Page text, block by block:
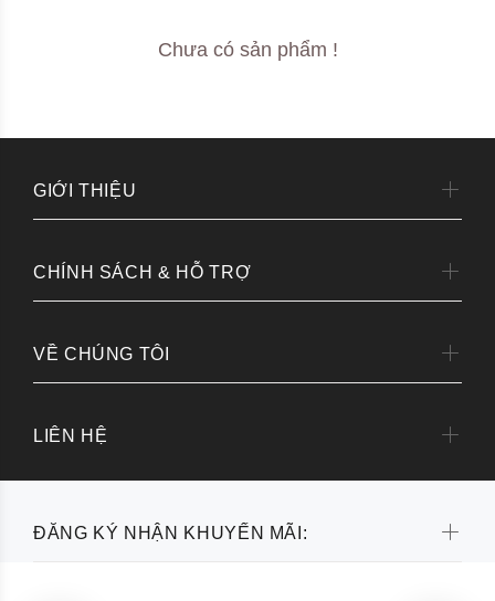
Chưa có sản phẩm !
ĐĂNG KÝ NHẬN KHUYẾN MÃI:
GIỚI THIỆU
CHÍNH SÁCH & HỖ TRỢ
VỀ CHÚNG TÔI
LIÊN HỆ